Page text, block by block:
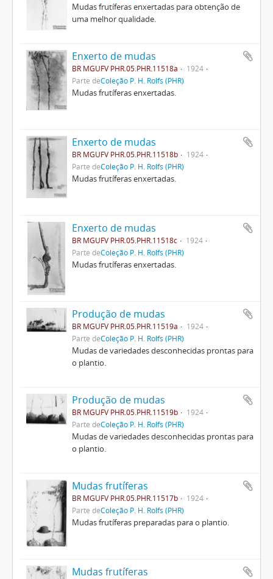
Mudas frutíferas enxertadas para obtenção de
uma melhor qualidade.
Enxerto de mudas
BR MGUFV PHR.05.PHR.11518a
1924
Parte deColeção P. H. Rolfs (PHR)
Mudas frutíferas enxertadas.
Enxerto de mudas
BR MGUFV PHR.05.PHR.11518b
1924
Parte deColeção P. H. Rolfs (PHR)
Mudas frutíferas enxertadas.
Enxerto de mudas
BR MGUFV PHR.05.PHR.11518c
1924
Parte deColeção P. H. Rolfs (PHR)
Mudas frutíferas enxertadas.
Produção de mudas
BR MGUFV PHR.05.PHR.11519a
1924
Parte deColeção P. H. Rolfs (PHR)
Mudas de variedades desconhecidas prontas para
o plantio.
Produção de mudas
BR MGUFV PHR.05.PHR.11519b
1924
Parte deColeção P. H. Rolfs (PHR)
Mudas de variedades desconhecidas prontas para
o plantio.
Mudas frutíferas
BR MGUFV PHR.05.PHR.11517b
1924
Parte deColeção P. H. Rolfs (PHR)
Mudas frutíferas preparadas para o plantio.
Mudas frutíferas